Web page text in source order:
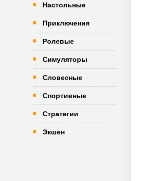
Настольные
Приключения
Ролевые
Симуляторы
Словесные
Спортивные
Стратегии
Экшен